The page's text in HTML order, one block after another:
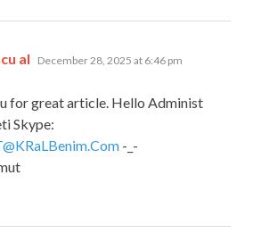
al says:
December 28, 2025 at 6:46 pm
for great article. Hello Administ
Skype:
-_-